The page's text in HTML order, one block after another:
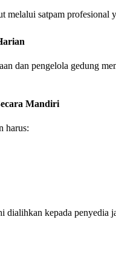
melalui satpam profesional
dan pengelola gedung
Mandiri
harus:
dialihkan kepada penyedia